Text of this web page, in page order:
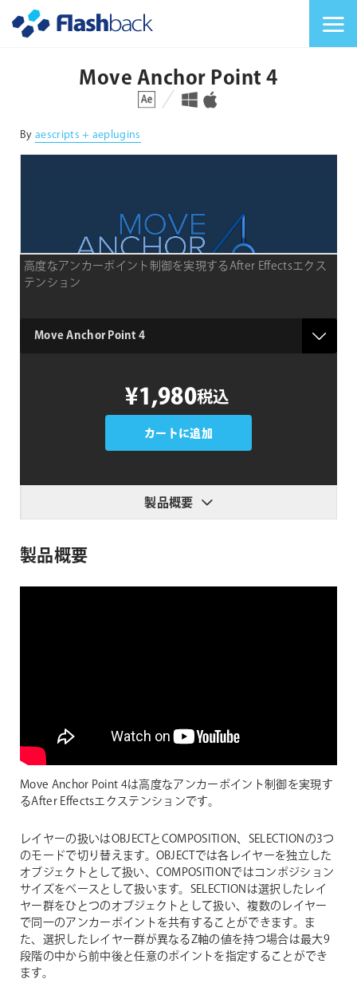
Move Anchor Point 4
対応プラットフォーム 対応OS
By aescripts + aeplugins
高度なアンカーポイント制御を実現するAfter Effectsエクス
テンション
type
¥1,980税込
カートに追加
製品概要
製品概要
Move Anchor Point 4は高度なアンカーポイント制御を実現す
るAfter Effectsエクステンションです。
レイヤーの扱いはOBJECTとCOMPOSITION、SELECTIONの3つ
のモードで切り替えます。OBJECTでは各レイヤーを独立した
オブジェクトとして扱い、COMPOSITIONではコンポジション
サイズをベースとして扱います。SELECTIONは選択したレイ
ヤー群をひとつのオブジェクトとして扱い、複数のレイヤー
で同一のアンカーポイントを共有することができます。ま
た、選択したレイヤー群が異なるZ軸の値を持つ場合は最大9
段階の中から前中後と任意のポイントを指定することができ
ます。